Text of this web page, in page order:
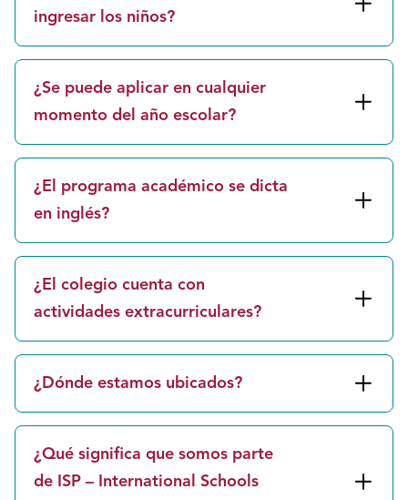
ingresar los niños?
¿Se puede aplicar en cualquier
momento del año escolar?
¿El programa académico se dicta
en inglés?
¿El colegio cuenta con
actividades extracurriculares?
¿Dónde estamos ubicados?
¿Qué significa que somos parte
de ISP – International Schools